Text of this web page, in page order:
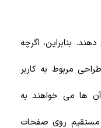
بنابراین، اگرچه
مربوط به کاربر
آن ها می خواهند به
مستقیم روی صفحات